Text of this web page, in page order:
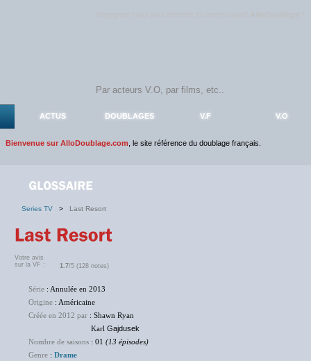
ACTUS DOUBLAGES V.F V.O
Bienvenue sur AlloDoublage.com , le site référence du doublage français.
Series TV > Last Resort
Votre avis
sur la VF :
1.7/5 (128 notes)
Série : Annulée en 2013
Origine : Américaine
Créée en 2012 par : Shawn Ryan
Karl Gajdusek
Nombre de saisons : 01 (13 épisodes)
Genre : Drame